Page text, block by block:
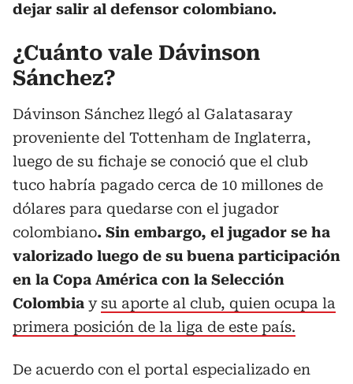
dejar salir al defensor colombiano.
¿Cuánto vale Dávinson
Sánchez?
Dávinson Sánchez llegó al Galatasaray
proveniente del Tottenham de Inglaterra,
luego de su fichaje se conoció que el club
tuco habría pagado cerca de 10 millones de
dólares para quedarse con el jugador
colombiano. Sin embargo, el jugador se ha
valorizado luego de su buena participación
en la Copa América con la Selección
Colombia ysu aporte al club, quien ocupa la
primera posición de la liga de este país.
De acuerdo con el portal especializado en